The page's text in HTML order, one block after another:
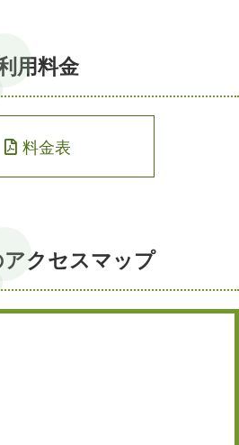
用料金
料金表
アクセスマップ